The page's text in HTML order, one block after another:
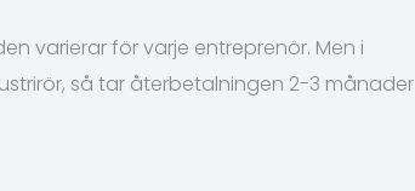
varierar för varje entreprenör. Men i
så tar återbetalningen 2-3 månader